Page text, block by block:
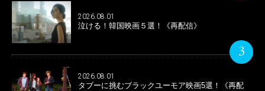
2026.08.01
泣ける！韓国映画５選！《再配信》
3
2026.08.01
タブーに挑むブラックユーモア映画5選！《再配